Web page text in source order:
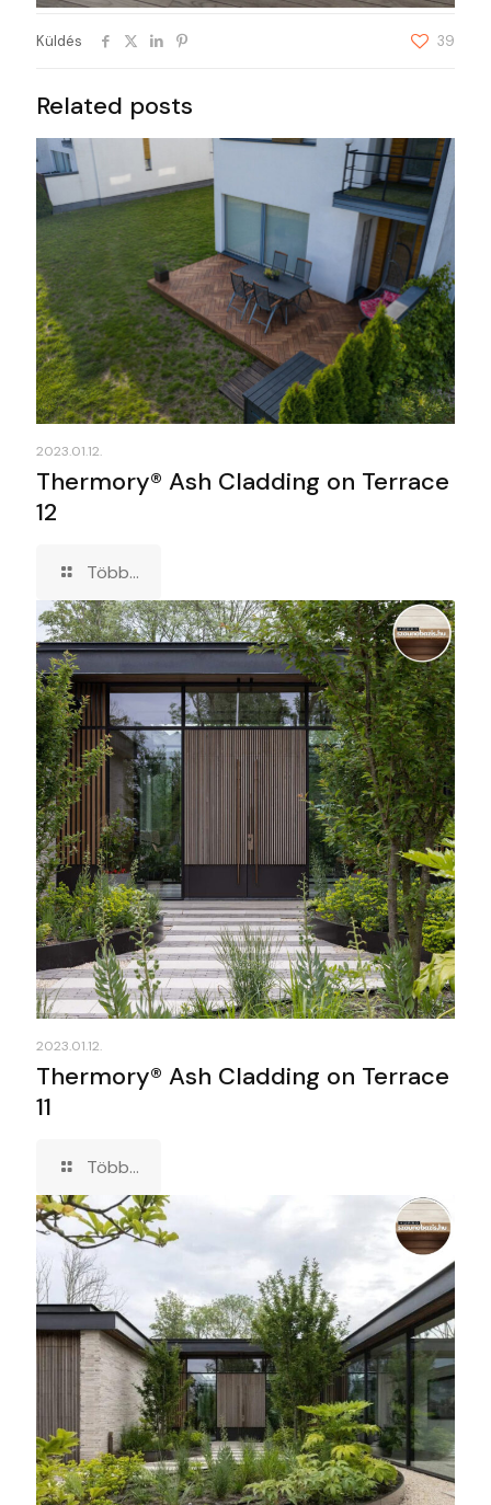
Küldés 39
Related posts
2023.01.12.
Thermory® Ash Cladding on Terrace
12
Több...
2023.01.12.
Thermory® Ash Cladding on Terrace
11
Több...